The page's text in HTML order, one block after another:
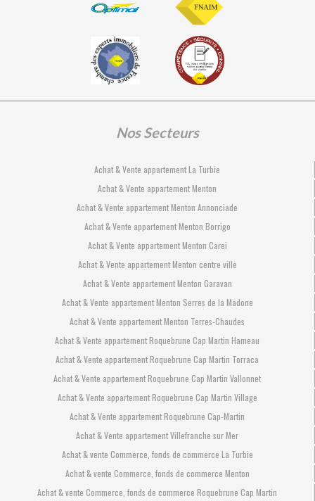
Nos Secteurs
Achat & Vente appartement La Turbie
Achat & Vente appartement Menton
Achat & Vente appartement Menton Annonciade
Achat & Vente appartement Menton Borrigo
Achat & Vente appartement Menton Carei
Achat & Vente appartement Menton centre ville
Achat & Vente appartement Menton Garavan
Achat & Vente appartement Menton Serres de la Madone
Achat & Vente appartement Menton Terres-Chaudes
Achat & Vente appartement Roquebrune Cap Martin Hameau
Achat & Vente appartement Roquebrune Cap Martin Torraca
Achat & Vente appartement Roquebrune Cap Martin Vallonnet
Achat & Vente appartement Roquebrune Cap Martin Village
Achat & Vente appartement Roquebrune Cap-Martin
Achat & Vente appartement Villefranche sur Mer
Achat & vente Commerce, fonds de commerce La Turbie
Achat & vente Commerce, fonds de commerce Menton
Achat & vente Commerce, fonds de commerce Roquebrune Cap Martin